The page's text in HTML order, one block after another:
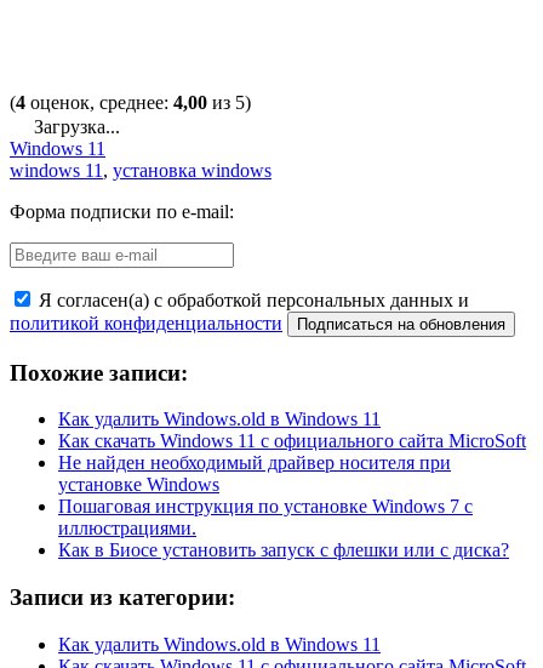
(4 оценок, среднее: 4,00 из 5)
Загрузка...
Windows 11
windows 11 , установка windows
Форма подписки по e-mail:
Я согласен(а) с обработкой персональных данных и
политикой конфиденциальности
Похожие записи:
Как удалить Windows.old в Windows 11
Как скачать Windows 11 с официального сайта MicroSoft
Не найден необходимый драйвер носителя при
установке Windows
Пошаговая инструкция по установке Windows 7 с
иллюстрациями.
Как в Биосе установить запуск с флешки или с диска?
Записи из категории:
Как удалить Windows.old в Windows 11